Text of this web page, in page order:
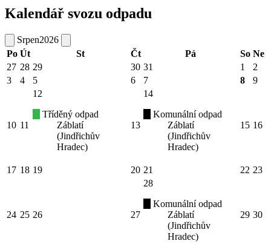
Kalendář svozu odpadu
Srpen2026
Po Út St Čt Pá So Ne
27 28 29 30 31 1
2
3
4 5 6 7 8 9
10 11
12
Tříděný odpad
Záblatí
(Jindřichův
Hradec)
13
14
Komunální odpad
Záblatí
(Jindřichův
Hradec)
15 16
17 18 19 20 21 22 23
24 25 26 27
28
Komunální odpad
Záblatí
(Jindřichův
Hradec)
29 30